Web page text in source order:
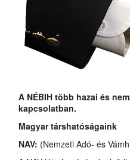
A NÉBIH több hazai és
kapcsolatban.
Magyar társhatóságaink
NAV: (Nemzeti Adó- és